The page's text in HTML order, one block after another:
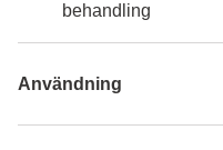
behandling
Användning